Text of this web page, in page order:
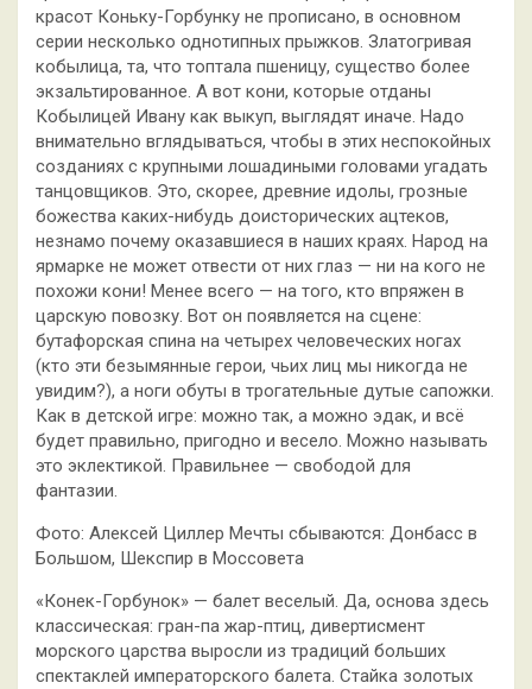
красот Коньку-Горбунку не прописано, в основном
серии несколько однотипных прыжков. Златогривая
кобылица, та, что топтала пшеницу, существо более
экзальтированное. А вот кони, которые отданы
Кобылицей Ивану как выкуп, выглядят иначе. Надо
внимательно вглядываться, чтобы в этих неспокойных
созданиях с крупными лошадиными головами угадать
танцовщиков. Это, скорее, древние идолы, грозные
божества каких-нибудь доисторических ацтеков,
незнамо почему оказавшиеся в наших краях. Народ на
ярмарке не может отвести от них глаз — ни на кого не
похожи кони! Менее всего — на того, кто впряжен в
царскую повозку. Вот он появляется на сцене:
бутафорская спина на четырех человеческих ногах
(кто эти безымянные герои, чьих лиц мы никогда не
увидим?), а ноги обуты в трогательные дутые сапожки.
Как в детской игре: можно так, а можно эдак, и всё
будет правильно, пригодно и весело. Можно называть
это эклектикой. Правильнее — свободой для
фантазии.
Фото: Алексей Циллер Мечты сбываются: Донбасс в
Большом, Шекспир в Моссовета
«Конек-Горбунок» — балет веселый. Да, основа здесь
классическая: гран-па жар-птиц, дивертисмент
морского царства выросли из традиций больших
спектаклей императорского балета. Стайка золотых